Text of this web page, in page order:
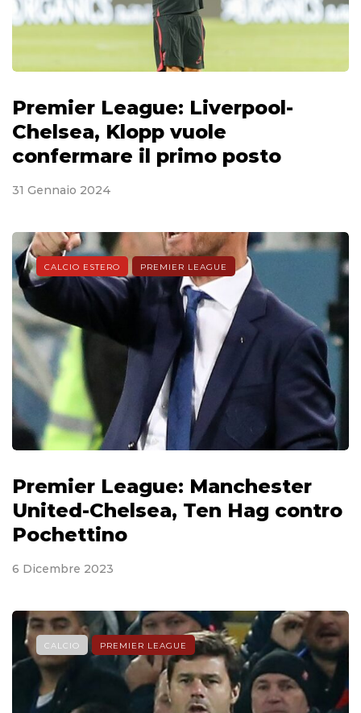
Premier League: Liverpool-
Chelsea, Klopp vuole
confermare il primo posto
31 Gennaio 2024
CALCIO ESTERO PREMIER LEAGUE
Premier League: Manchester
United-Chelsea, Ten Hag contro
Pochettino
6 Dicembre 2023
CALCIO PREMIER LEAGUE